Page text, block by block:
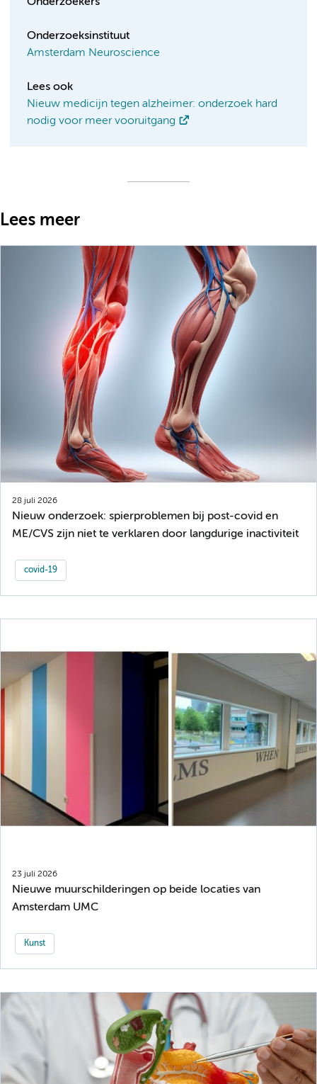
Onderzoeksinstituut
Amsterdam Neuroscience
Lees ook
Nieuw medicijn tegen alzheimer: onderzoek hard
nodig voor meer vooruitgang
Lees meer
28 juli 2026
Nieuw onderzoek: spierproblemen bij post-covid en
ME/CVS zijn niet te verklaren door langdurige inactiviteit
covid-19
23 juli 2026
Nieuwe muurschilderingen op beide locaties van
Amsterdam UMC
Kunst